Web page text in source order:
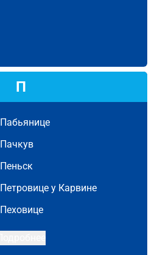
П
Пабьянице
Пачкув
Пеньск
Петровице у Карвине
Пеховице